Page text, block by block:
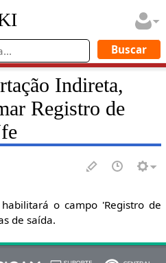
Indireta,
Registro de
o campo 'Registro de
de saída.